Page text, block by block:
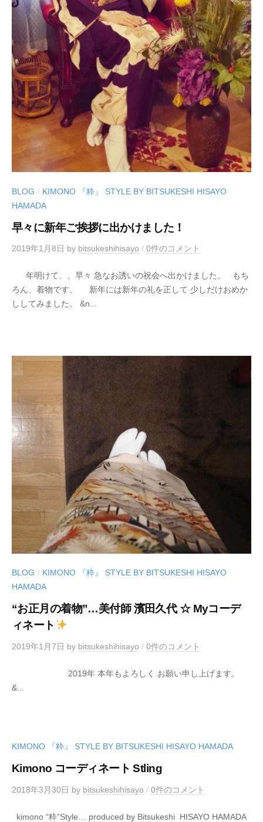
BLOG / KIMONO 『粋』 STYLE BY BITSUKESHI HISAYO
HAMADA
早々に新年ご挨拶に出かけました！
2019年1月8日 by bitsukeshihisayo / 0件のコメント
年明けて、、早々 急なお誘いの祝会へ出かけました。 もち
ろん、着物です。 新年には新年の礼を正して 少しだけおめか
ししてみました。 &n...
BLOG / KIMONO 『粋』 STYLE BY BITSUKESHI HISAYO
HAMADA
“お正月の着物”…美付師 濱田久代 ☆ Myコーデ
ィネート
2019年1月7日 by bitsukeshihisayo / 0件のコメント
2019年 本年もよろしく お願い申し上げます。
&...
KIMONO 『粋』 STYLE BY BITSUKESHI HISAYO HAMADA
Kimono コーディネート Stling
2018年3月30日 by bitsukeshihisayo / 0件のコメント
kimono “粋”Style… produced by Bitsukeshi HISAYO HAMADA